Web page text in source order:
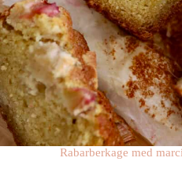
Rabarberkage med